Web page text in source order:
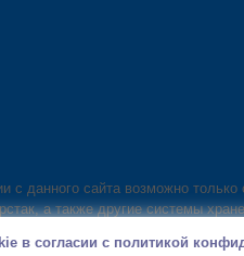
данного сайта возможно
а также другие системы
в согласии с политикой